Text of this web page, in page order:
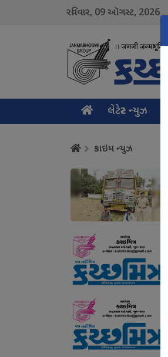
રવિવાર, 09ઑગસ્ટ, 2026
લેટેસ્ટ ન્યુઝ
ક્રાઇમ ન્યુઝ